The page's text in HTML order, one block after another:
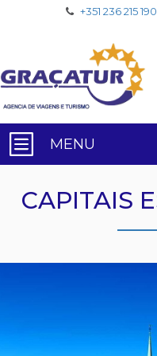
+351 236 215 190
MENU
CAPITAIS